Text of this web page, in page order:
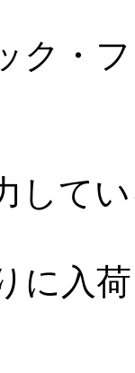
ク・
して
に入